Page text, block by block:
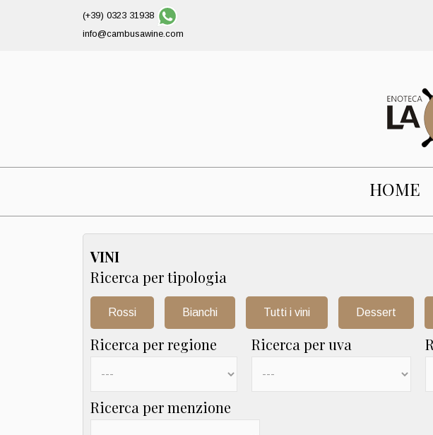
(+39) 0323 31938
info@cambusawine.com
HOME
VINI
Ricerca per tipologia
Rossi Bianchi Tutti i vini Dessert
Ricerca per regione Ricerca per uva
Ricerca per menzione